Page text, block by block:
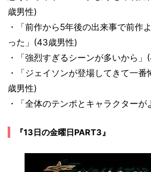
歳男性)
・「前作から5年後の出来事で前作
った」(43歳男性)
・「強烈すぎるシーンが多いから
・「ジェイソンが登場してきて一
歳男性)
・「全体のテンポとキャラクター
『13日の金曜日PART3』